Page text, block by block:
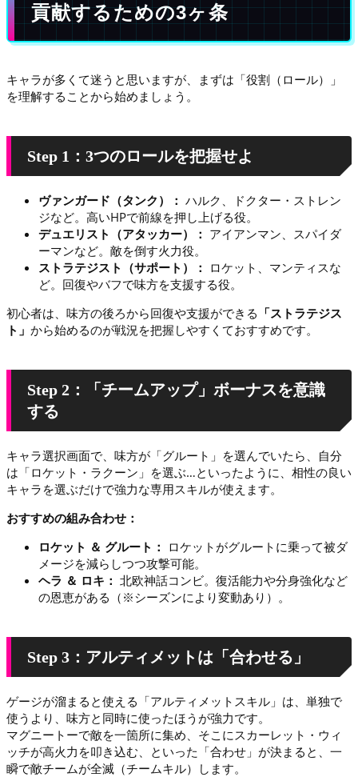
貢献するための3ヶ条
キャラが多くて迷うと思いますが、まずは「役割（ロール）」
を理解することから始めましょう。
Step 1：3つのロールを把握せよ
ヴァンガード（タンク）： ハルク、ドクター・ストレン
ジなど。高いHPで前線を押し上げる役。
デュエリスト（アタッカー）： アイアンマン、スパイダ
ーマンなど。敵を倒す火力役。
ストラテジスト（サポート）： ロケット、マンティスな
ど。回復やバフで味方を支援する役。
初心者は、味方の後ろから回復や支援ができる 「ストラテジス
ト」 から始めるのが戦況を把握しやすくておすすめです。
Step 2：「チームアップ」ボーナスを意識
する
キャラ選択画面で、味方が「グルート」を選んでいたら、自分
は「ロケット・ラクーン」を選ぶ…といったように、相性の良い
キャラを選ぶだけで強力な専用スキルが使えます。
おすすめの組み合わせ：
ロケット ＆ グルート： ロケットがグルートに乗って被ダ
メージを減らしつつ攻撃可能。
ヘラ ＆ ロキ： 北欧神話コンビ。復活能力や分身強化など
の恩恵がある（※シーズンにより変動あり）。
Step 3：アルティメットは「合わせる」
ゲージが溜まると使える「アルティメットスキル」は、単独で
使うより、味方と同時に使ったほうが強力です。
マグニートーで敵を一箇所に集め、そこにスカーレット・ウィ
ッチが高火力を叩き込む、といった「合わせ」が決まると、一
瞬で敵チームが全滅（チームキル）します。